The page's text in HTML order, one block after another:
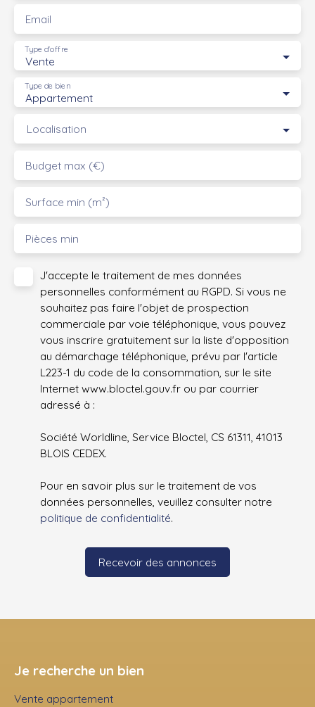
Email
Vente
Type d'offre
Appartement
Type de bien
Localisation
Budget max (€)
Surface min (m²)
Pièces min
J'accepte le traitement de mes données
personnelles conformément au RGPD. Si vous ne
souhaitez pas faire l'objet de prospection
commerciale par voie téléphonique, vous pouvez
vous inscrire gratuitement sur la liste d'opposition
au démarchage téléphonique, prévu par l'article
L223-1 du code de la consommation, sur le site
Internet www.bloctel.gouv.fr ou par courrier
adressé à :
Société Worldline, Service Bloctel, CS 61311, 41013
BLOIS CEDEX.
Pour en savoir plus sur le traitement de vos
données personnelles, veuillez consulter notre
politique de confidentialité.
Recevoir des annonces
Je recherche un bien
Vente appartement